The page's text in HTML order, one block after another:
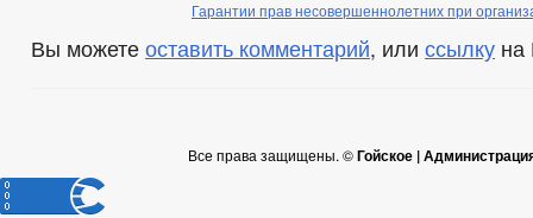
Гарантии прав несовершеннолетних при
Вы можете оставить комментарий, или ссылку на
Все права защищены. ©Гойское |